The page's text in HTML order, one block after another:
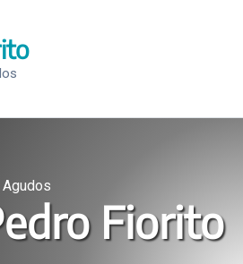
Fiorito